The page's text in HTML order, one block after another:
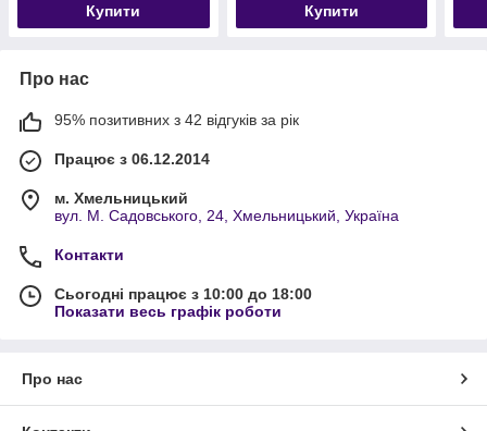
Купити Купити
Про нас
95% позитивних з 42 відгуків за рік
Працює з 06.12.2014
м. Хмельницький
вул. М. Садовського, 24, Хмельницький, Україна
Контакти
Сьогодні працює з 10:00 до 18:00
Показати весь графік роботи
Про нас